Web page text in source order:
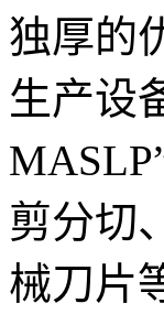
独厚的
生产设
剪分切
械刀片